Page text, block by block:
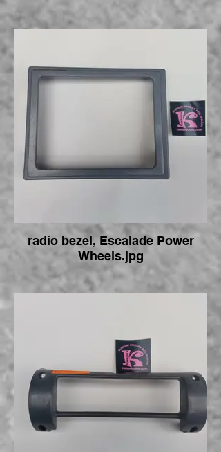
radio bezel, Escalade Power
Wheels.jpg